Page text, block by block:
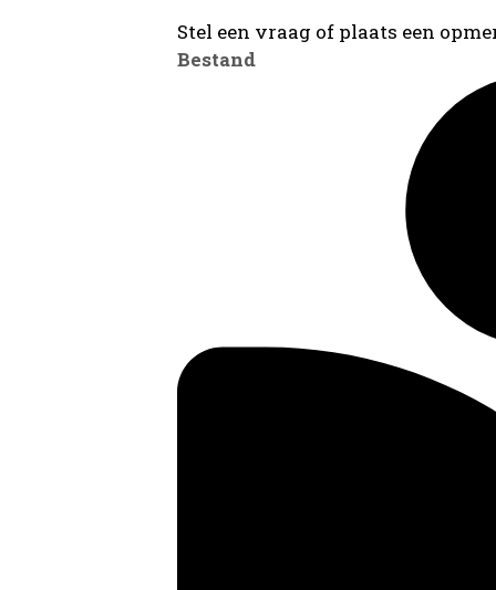
Stel een vraag of plaats een
Bestand